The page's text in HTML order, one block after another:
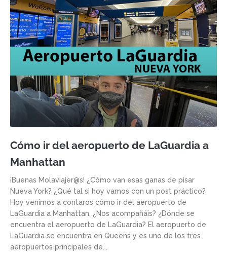
Cómo ir del aeropuerto de LaGuardia a
Manhattan
¡Buenas Molaviajer@s! ¿Cómo van esas ganas de pisar
Nueva York? ¿Qué tal si hoy vamos con un post práctico?
Hoy venimos a contaros cómo ir del aeropuerto de
LaGuardia a Manhattan. ¿Nos acompañáis? ¿Dónde se
encuentra el aeropuerto de LaGuardia? El aeropuerto de
LaGuardia se encuentra en Queens y es uno de los tres
aeropuertos principales de